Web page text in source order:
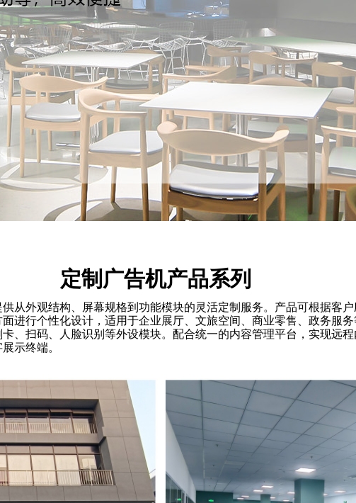
定制广告机产品系列
从外观结构、屏幕规格到功能模块的灵活定制服务。产品可根据客
进行个性化设计，适用于企业展厅、文旅空间、商业零售、政务服
、扫码、人脸识别等外设模块。配合统一的内容管理平台，实现远
示终端。